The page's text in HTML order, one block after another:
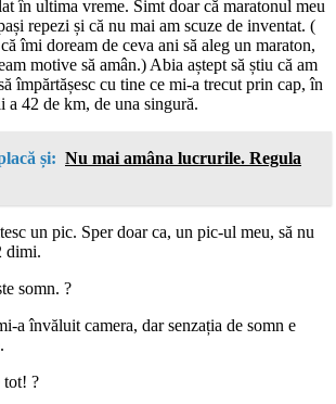
în ultima vreme. Simt doar că maratonul meu
repezi și că nu mai am scuze de inventat. (
îmi doream de ceva ani să aleg un maraton,
motive să amân.) Abia aștept să știu că am
împărtășesc cu tine ce mi-a trecut prin cap, în
a 42 de km, de una singură.
și: Nu mai amâna lucrurile. Regula
un pic. Sper doar ca, un pic-ul meu, să nu
dimi.
somn. ?
a învăluit camera, dar senzația de somn e
tot! ?